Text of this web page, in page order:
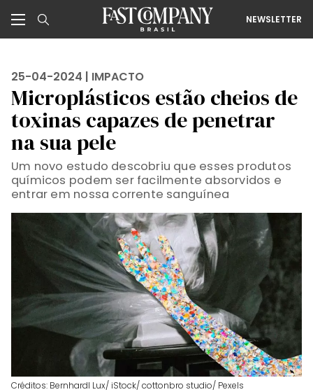
NEWSLETTER
25-04-2024 | IMPACTO
Microplásticos estão cheios de
toxinas capazes de penetrar
na sua pele
Um novo estudo descobriu que esses produtos
químicos podem ser facilmente absorvidos e
entrar em nossa corrente sanguínea
Créditos: Bernhardl Lux/ iStock/ cottonbro studio/ Pexels